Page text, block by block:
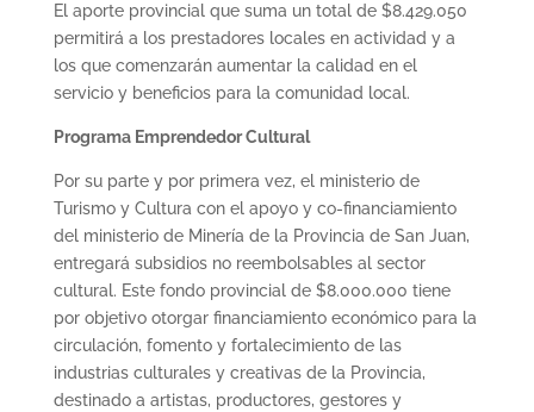
El aporte provincial que suma un total de $8.429.050
permitirá a los prestadores locales en actividad y a
los que comenzarán aumentar la calidad en el
servicio y beneficios para la comunidad local.
Programa Emprendedor Cultural
Por su parte y por primera vez, el ministerio de
Turismo y Cultura con el apoyo y co-financiamiento
del ministerio de Minería de la Provincia de San Juan,
entregará subsidios no reembolsables al sector
cultural. Este fondo provincial de $8.000.000 tiene
por objetivo otorgar financiamiento económico para la
circulación, fomento y fortalecimiento de las
industrias culturales y creativas de la Provincia,
destinado a artistas, productores, gestores y